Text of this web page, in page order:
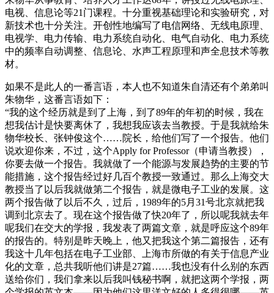
电视、信息论等21门课程。十分重视基础理论和实验研究，对
新技术也十分关注。开创性地编写了电信网络、无线电原理、
电视学、电力传输、电力系统自动化、电气自动化、电力系统
中的频率自动调整、信息论、水声工程原理和声全息技术等教
材。
如果不是此人的一番言语，本人也不知道朱自清还有个弟弟叫
朱物华，这番言语如下：
“我的这个经历就是到了上海，到了89年的年初的时候，我在
想我估计是快要离休了，我想我应该去当教授。于是我就给朱
物华校长、张钟俊这个……院长，给他们写了一个报告。他们
说欢迎你来，不过，这个Apply for Professor（申请当教授），
你要去做一个报告。我就做了一个能源与发展趋势的主要的节
能措施，这个报告经过好几百个教授一致通过。那么上海交大
教授当了以后我就做第二个报告，就是微电子工业的发展。这
两个报告做了以后不久，过后，1989年的5月31号北京就把我
调到北京去了。现在这个报告做了快20年了，所以呢我就去年
呢我们在交大的学报，我发表了两篇文章，就是呼应这个89年
的报告的。特别是昨天晚上，他又把我这个第二篇报告，还有
我这十几年包括在电子工业部、上海市所做的有关于信息产业
化的文章，总共我听他们讲是27篇……我也没有什么别的东西
送给你们，我们拿来以后我叫钱秘书啊，就把这两个学报，两